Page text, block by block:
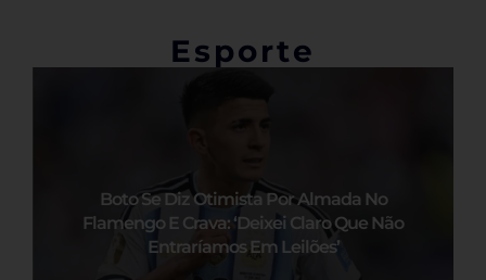
Esporte
Boto Se Diz Otimista Por Almada No
Flamengo E Crava: ‘Deixei Claro Que Não
Entraríamos Em Leilões’